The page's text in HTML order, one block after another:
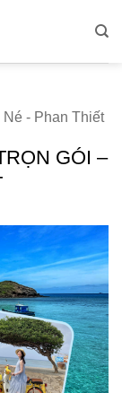
Né - Phan Thiết
GÓI –